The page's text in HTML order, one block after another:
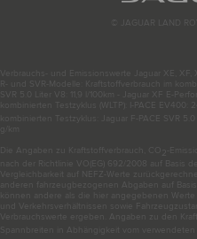
© JAGUAR LAND
Verbrauchs- und Emissionswerte Jaguar XE, XF,
R- und SVR-Modelle: Kraftstoffverbrauch im
SVR 5.0 Liter V8: 11,9 l/100km - Jaguar XF E-
kombinierten Testzyklus (WLTP): I-PACE EV400:
kombinierten Testzyklus: Jaguar F-PACE SVR
g/km
Die Angaben zu Kraftstoffverbrauch, CO 2
-
nach der Richtlinie VO(EG) 692/2008 auf Basis
Vergleichbarkeit auf NEFZ-Werte
anderen fahrzeugbezogenen Abgaben auf
können andere als die hier angegebenen Werte
und Verkehrsverhältnissen sowie
Verbrauchswerte ergeben. Angaben zu den
Spannbreiten in Abhängigkeit vom verwendeten